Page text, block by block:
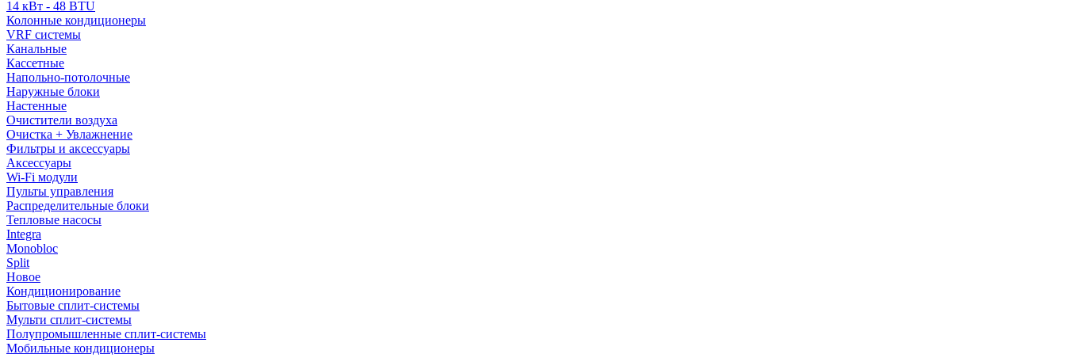
14 кВт - 48 BTU
Колонные кондиционеры
VRF системы
Канальные
Кассетные
Напольно-потолочные
Наружные блоки
Настенные
Очистители воздуха
Очистка + Увлажнение
Фильтры и аксессуары
Аксессуары
Wi-Fi модули
Пульты управления
Распределительные блоки
Тепловые насосы
Integra
Monobloc
Split
Новое
Кондиционирование
Бытовые сплит-системы
Мульти сплит-системы
Полупромышленные сплит-системы
Мобильные кондиционеры